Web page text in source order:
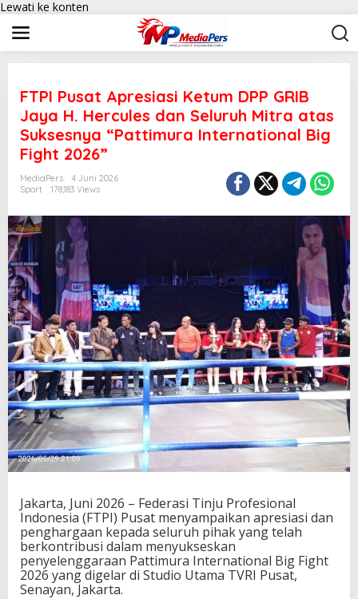
Lewati ke konten
FTPI Pusat Apresiasi Ketum DPP GRIB
Jaya H. Hercules dan Seluruh Mitra atas
Suksesnya “Pattimura International Big
Fight 2026”
MediaPers
4 Juni 2026
Sport
178,183 Views
Jakarta, Juni 2026 – Federasi Tinju Profesional
Indonesia (FTPI) Pusat menyampaikan apresiasi dan
penghargaan kepada seluruh pihak yang telah
berkontribusi dalam menyukseskan
penyelenggaraan Pattimura International Big Fight
2026 yang digelar di Studio Utama TVRI Pusat,
Senayan, Jakarta.